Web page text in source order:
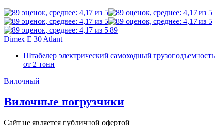
89
Dimex E 30 Atlant
Штабелер электрический самоходный грузоподъемность
от 2 тонн
Вилочный
Вилочные погрузчики
Сайт не является публичной офертой